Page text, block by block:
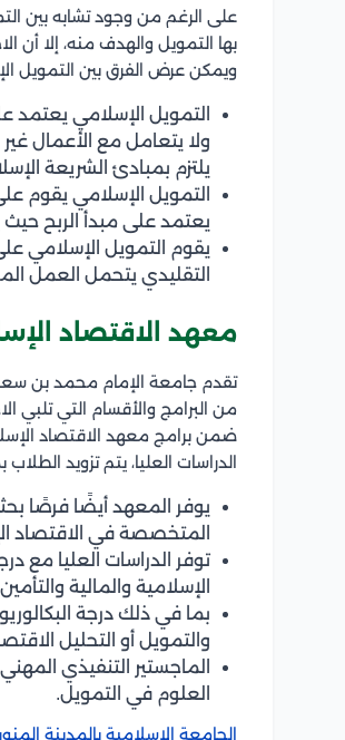
على الرغم من وجود تشابه بين
بها التمويل والهدف منه، إلا أن
ويمكن عرض الفرق بين التمويل
التمويل الإسلامي يعتمد
ولا يتعامل مع الأعمال
يلتزم بمبادئ الشريعة
التمويل الإسلامي يقوم
يعتمد على مبدأ الربح
يقوم التمويل الإسلامي
التقليدي يتحمل العمل
معهد الاقتصاد
تقدم جامعة الإمام محمد بن
من البرامج والأقسام التي تلبي
ضمن برامج معهد الاقتصاد
الدراسات العليا، يتم تزويد
يوفر المعهد أيضًا فرصًا
المتخصصة في الاقتصاد
توفر الدراسات العليا
الإسلامية والمالية
بما في ذلك درجة
والتمويل أو التحليل
الماجستير التنفيذي
العلوم في التمويل.
الجامعة الإسلامية بالمدينة